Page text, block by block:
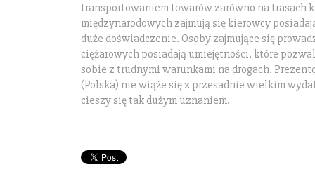
transportowaniem towarów zarówno na trasach
międzynarodowych zajmują się kierowcy
duże doświadczenie. Osoby zajmujące się
ciężarowych posiadają umiejętności, które
sobie z trudnymi warunkami na drogach.
(Polska) nie wiąże się z przesadnie wielkim
cieszy się tak dużym uznaniem.